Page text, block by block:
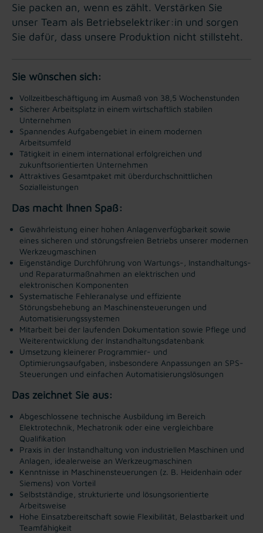
Sie packen an, wenn es zählt. Verstärken Sie
unser Team als Betriebselektriker:in und sorgen
Sie dafür, dass unsere Produktion nicht stillsteht.
Sie wünschen sich:
Vollzeitbeschäftigung im Ausmaß von 38,5 Wochenstunden
Sicherer Arbeitsplatz in einem wirtschaftlich stabilen
Unternehmen
Spannendes Aufgabengebiet in einem modernen
Arbeitsumfeld
Tätigkeit in einem international erfolgreichen und
zukunftsorientierten Unternehmen
Attraktives Gesamtpaket mit überdurchschnittlichen
Sozialleistungen
Das macht Ihnen Spaß:
Gewährleistung einer hohen Anlagenverfügbarkeit sowie
eines sicheren und störungsfreien Betriebs unserer modernen
Werkzeugmaschinen
Eigenständige Durchführung von Wartungs-, Instandhaltungs-
und Reparaturmaßnahmen an elektrischen und
elektronischen Komponenten
Systematische Fehleranalyse und effiziente
Störungsbehebung an Maschinensteuerungen und
Automatisierungssystemen
Mitarbeit bei der laufenden Dokumentation sowie Pflege und
Weiterentwicklung der Instandhaltungsdatenbank
Umsetzung kleinerer Programmier- und
Optimierungsaufgaben, insbesondere Anpassungen an SPS-
Steuerungen und einfachen Automatisierungslösungen
Das zeichnet Sie aus:
Abgeschlossene technische Ausbildung im Bereich
Elektrotechnik, Mechatronik oder eine vergleichbare
Qualifikation
Praxis in der Instandhaltung von industriellen Maschinen und
Anlagen, idealerweise an Werkzeugmaschinen
Kenntnisse in Maschinensteuerungen (z. B. Heidenhain oder
Siemens) von Vorteil
Selbstständige, strukturierte und lösungsorientierte
Arbeitsweise
Hohe Einsatzbereitschaft sowie Flexibilität, Belastbarkeit und
Teamfähigkeit